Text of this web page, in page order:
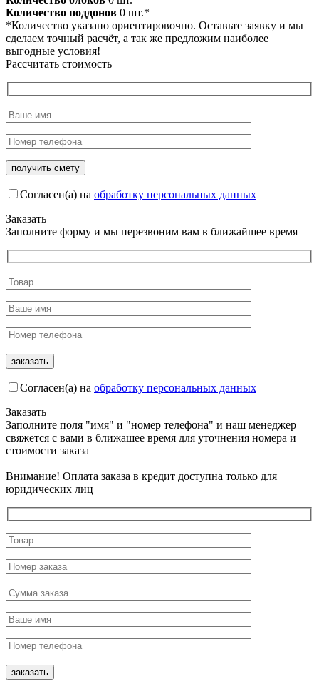
Количество поддонов 0 шт.*
*Количество указано ориентировочно. Оставьте заявку и мы
сделаем точный расчёт, а так же предложим наиболее
выгодные условия!
Рассчитать стоимость
Согласен(а) на обработку персональных данных
Заказать
Заполните форму и мы перезвоним вам в ближайшее время
Согласен(а) на обработку персональных данных
Заказать
Заполните поля "имя" и "номер телефона" и наш менеджер
свяжется с вами в ближашее время для уточнения номера и
стоимости заказа
Внимание! Оплата заказа в кредит доступна только для
юридических лиц